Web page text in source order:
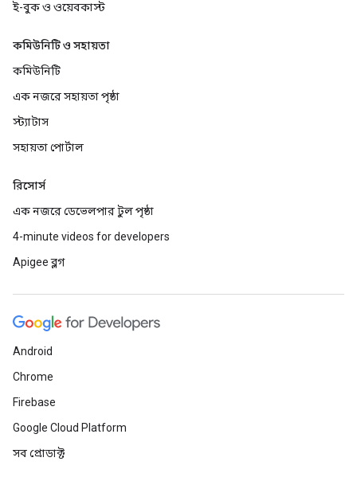
ই-বুক ও ওয়েবকাস্ট
কমিউনিটি ও সহায়তা
কমিউনিটি
এক নজরে সহায়তা পৃষ্ঠা
স্ট্যাটাস
সহায়তা পোর্টাল
রিসোর্স
এক নজরে ডেভেলপার টুল পৃষ্ঠা
4-minute videos for developers
Apigee ব্লগ
Android
Chrome
Firebase
Google Cloud Platform
সব প্রোডাক্ট